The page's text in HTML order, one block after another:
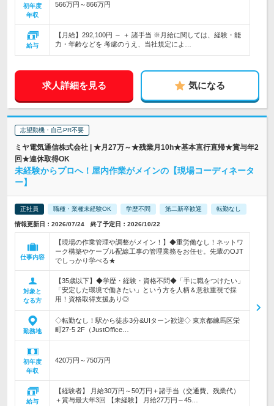
初年度
年収
566万円～866万円
給与
【月給】292,100円 ～ ＋ 諸手当 ※月給に関しては、経験・能
力・年齢などを 考慮のうえ、当社規定によ…
求人詳細を見る 気になる
志望動機・自己PR不要
ミヤ電気通信株式会社 | ★月27万～★残業月10h★基本直行直帰★賞与年2
回★連休取得OK
未経験からプロへ！屋内作業がメインの【現場コーディネータ
ー】
正社員 職種・業種未経験OK 学歴不問 第二新卒歓迎 転勤なし
情報更新日：2026/07/24 終了予定日：2026/10/22
仕事内容
【現場の作業管理や調整がメイン！】◆重労働なし！ネットワ
ーク構築やケーブル配線工事の管理業務をお任せ。先輩のOJT
でしっかり学べる★
対象と
なる方
【35歳以下】◆学歴・経験・資格不問◆「手に職をつけたい」
「安定した環境で働きたい」という方を人柄＆意欲重視で採
用！資格取得支援あり◎
勤務地
◇転勤なし！駅から徒歩3分&UIターン歓迎◇ 東京都練馬区栄
町27-5 2F（JustOffice…
初年度
年収
420万円～750万円
給与
【経験者】 月給30万円～50万円＋諸手当（交通費、残業代）
＋賞与最大年3回 【未経験】 月給27万円～45…